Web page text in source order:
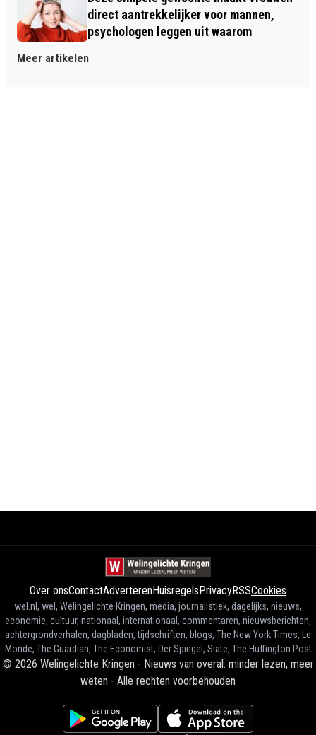
direct aantrekkelijker voor mannen,
psychologen leggen uit waarom
Meer artikelen
Over onsContactAdverterenHuisregels PrivacyRSSCookies
wel.nl, wel, Welingelichte Kringen, media, journalistiek, dagelijks, nieuws,
economie, cultuur, nationaal, internationaal, commentaren, nieuwsberichten,
achtergrondverhalen, dagbladen, tijdschriften, blogs, The New York Times, Le
Monde, The Guardian, The Economist, Der Spiegel, Slate, The Huffington Post
© 2026 Welingelichte Kringen - Nieuws van overal: minder lezen, meer
weten - Alle rechten voorbehouden